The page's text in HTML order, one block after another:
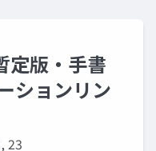
定版・手書
ションリン
23